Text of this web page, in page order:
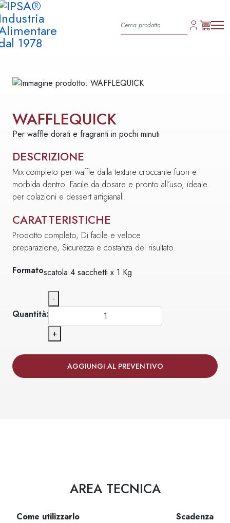
WAFFLEQUICK
Per waffle dorati e fragranti in pochi minuti
DESCRIZIONE
Mix completo per waffle dalla texture croccante fuori e
morbida dentro. Facile da dosare e pronto all’uso, ideale
per colazioni e dessert artigianali.
CARATTERISTICHE
Prodotto completo, Di facile e veloce
preparazione, Sicurezza e costanza del risultato.
Formatoscatola 4 sacchetti x 1 Kg
Quantità:
-
+
AGGIUNGI AL PREVENTIVO
AREA TECNICA
Come utilizzarlo
Scadenza